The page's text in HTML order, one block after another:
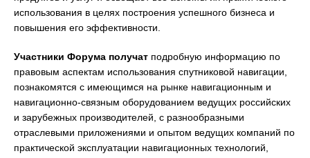
использования в целях построения успешного бизнеса и
повышения его эффективности.
Участники Форума получат подробную информацию по
правовым аспектам использования спутниковой навигации,
познакомятся с имеющимся на рынке навигационным и
навигационно-связным оборудованием ведущих российских
и зарубежных производителей, с разнообразными
отраслевыми приложениями и опытом ведущих компаний по
практической эксплуатации навигационных технологий,